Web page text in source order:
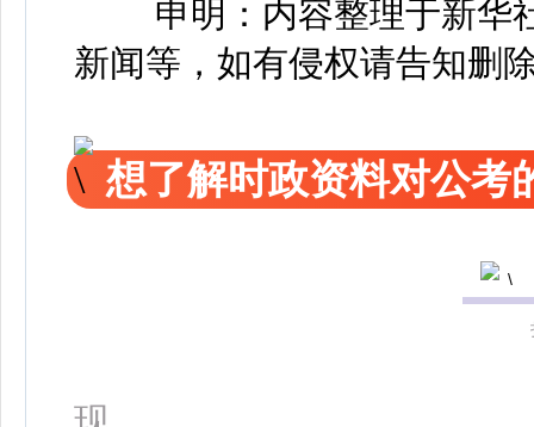
申明：内容整理于新华
新闻等，如有侵权请告知删
想了解时政资料对公考